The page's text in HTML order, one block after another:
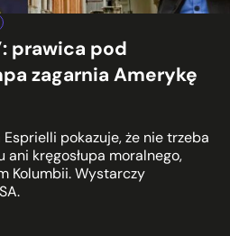
prawica pod
zagarnia Amerykę
pokazuje, że nie trzeba
kręgosłupa moralnego,
Kolumbii. Wystarczy